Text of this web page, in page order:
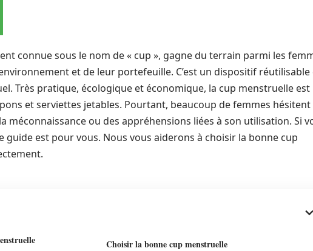
connue sous le nom de « cup », gagne du terrain parmi les
et de leur portefeuille. C’est un dispositif réutilisable
Très pratique, écologique et économique, la cup menstruelle est
et serviettes jetables. Pourtant, beaucoup de femmes hésitent
méconnaissance ou des appréhensions liées à son utilisation. Si
guide est pour vous. Nous vous aiderons à choisir la bonne cup
Choisir la bonne cup menstruelle